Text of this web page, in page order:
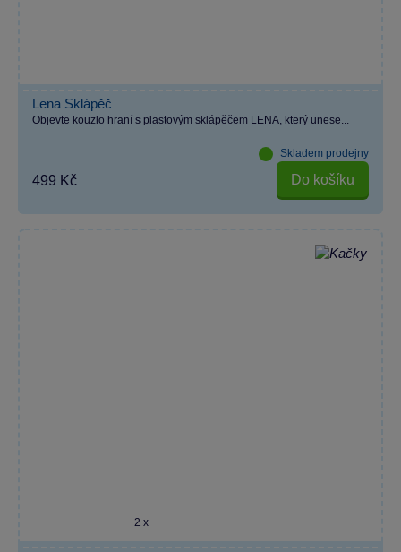
Lena Sklápěč
Objevte kouzlo hraní s plastovým sklápěčem LENA, který unese...
Skladem prodejny
499 Kč Do košíku
2 x